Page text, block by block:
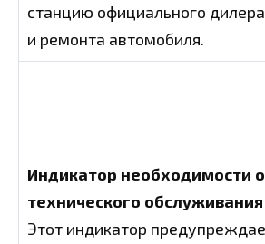
станцию официального
и ремонта автомобиля.
Индикатор необходимости
технического обслуживания
Этот индикатор